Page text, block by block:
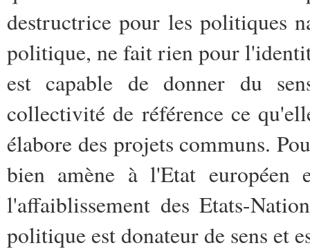
destructrice pour les politiques
politique, ne fait rien pour
est capable de donner du
collectivité de référence ce
élabore des projets communs.
bien amène à l'Etat européen
l'affaiblissement des Etats-
politique est donateur de sens et